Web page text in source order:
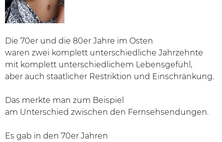
Die 70er und die 80er Jahre im Osten
waren zwei komplett unterschiedliche Jahrzehnte
mit komplett unterschiedlichem Lebensgefühl,
aber auch staatlicher Restriktion und Einschränkung.
Das merkte man zum Beispiel
am Unterschied zwischen den Fernsehsendungen.
Es gab in den 70er Jahren